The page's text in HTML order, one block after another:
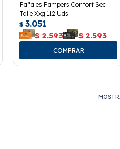
Pañales Pampers Confort Sec
Talle Xxg 112 Uds.
$ 3.051
$ 2.593 $ 2.593